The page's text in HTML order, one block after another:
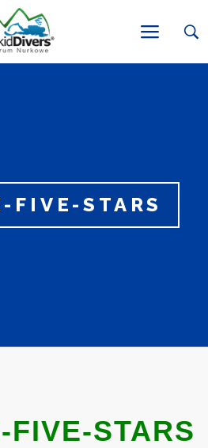
FIVE-STARS
FIVE-STARS